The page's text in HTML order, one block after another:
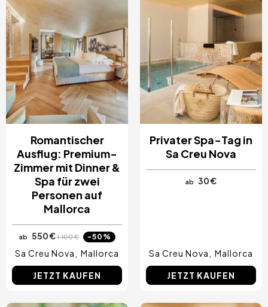
Costa Blanca, Spanien
Bilbao, Spanien
Cancun, Mexiko
Amsterdam, Niederlande
Nizza, Frankreich
Romantischer
Ausflug: Premium-
Zimmer mit Dinner &
Spa für zwei
Personen auf
Mallorca
ab 550 €1.100 € -50%
Sa Creu Nova Mallorca
JETZT KAUFEN
Privater Spa-Tag in
Sa Creu Nova
ab 30 €
Sa Creu Nova Mallorca
JETZT KAUFEN